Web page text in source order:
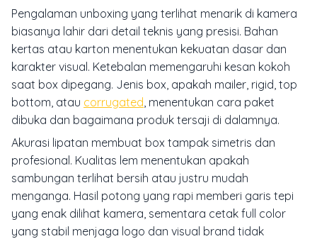
Pengalaman unboxing yang terlihat menarik di kamera
biasanya lahir dari detail teknis yang presisi. Bahan
kertas atau karton menentukan kekuatan dasar dan
karakter visual. Ketebalan memengaruhi kesan kokoh
saat box dipegang. Jenis box, apakah mailer, rigid, top
bottom, atau corrugated, menentukan cara paket
dibuka dan bagaimana produk tersaji di dalamnya.
Akurasi lipatan membuat box tampak simetris dan
profesional. Kualitas lem menentukan apakah
sambungan terlihat bersih atau justru mudah
menganga. Hasil potong yang rapi memberi garis tepi
yang enak dilihat kamera, sementara cetak full color
yang stabil menjaga logo dan visual brand tidak